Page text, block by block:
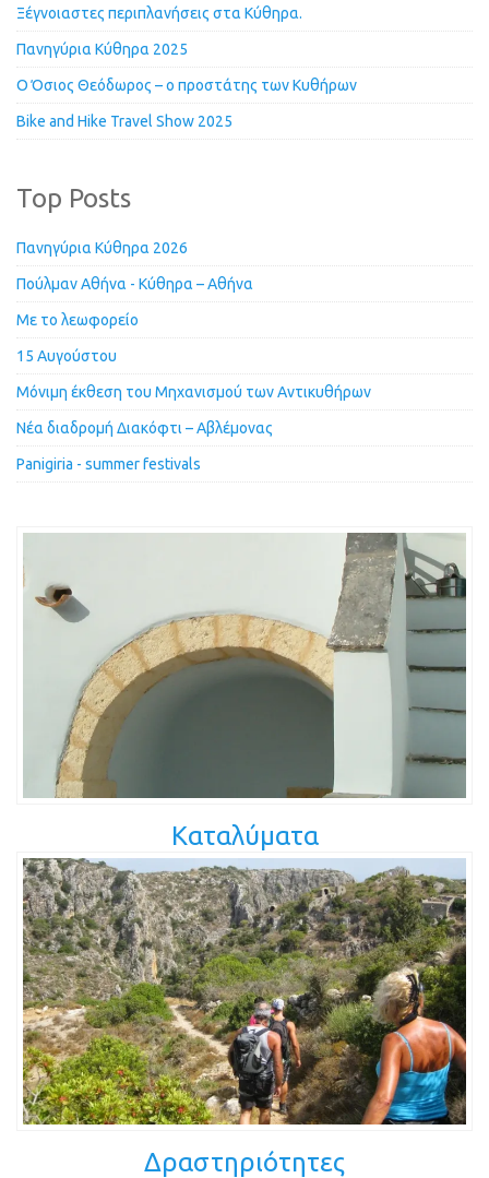
Ξέγνοιαστες περιπλανήσεις στα Κύθηρα.
Πανηγύρια Κύθηρα 2025
Ο Όσιος Θεόδωρος – ο προστάτης των Κυθήρων
Bike and Hike Travel Show 2025
Top Posts
Πανηγύρια Κύθηρα 2026
Πούλμαν Αθήνα - Κύθηρα – Αθήνα
Με το λεωφορείο
15 Αυγούστου
Μόνιμη έκθεση του Μηχανισμού των Αντικυθήρων
Νέα διαδρομή Διακόφτι – Αβλέμονας
Panigiria - summer festivals
Καταλύματα
Δραστηριότητες